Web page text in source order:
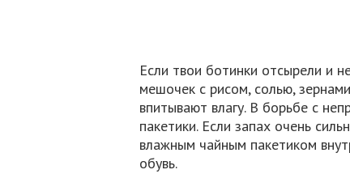
Если твои ботинки отсырели и
мешочек с рисом, солью,
впитывают влагу. В борьбе с
пакетики. Если запах очень
влажным чайным пакетиком
обувь.